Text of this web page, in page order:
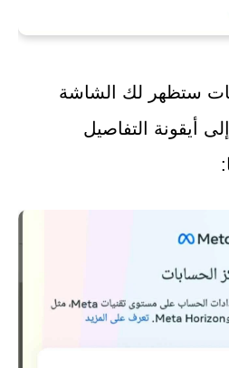
ستظهر لك الشاشة
أيقونة التفاصيل